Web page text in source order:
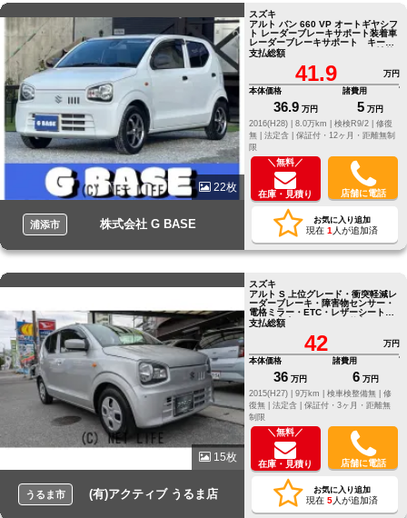
22枚
浦添市 株式会社 G BASE
スズキ
アルト バン 660 VP オートギヤシフ
ト レーダーブレーキサポート装着車
レーダーブレーキサポート キーレ
スキー パワステ エアコン 社外
ＡＷ レンタアップ
支払総額
41.9
万円
本体価格
36.9 万円
諸費用
5 万円
2016(H28) |
8.0万km | 検検R9/2 | 修復
無 | 法定含 | 保証付・12ヶ月・距離無制
限
＼無料／
在庫・見積り 店舗に電話
お気に入り追加
現在 1 人が追加済
15枚
うるま市 (有)アクティブ うるま店
スズキ
アルト S 上位グレード・衝突軽減レ
ーダーブレーキ・障害物センサー・
電格ミラー・ETC・レザーシートカ
バー・本土オークション仕入
支払総額
42
万円
本体価格
36 万円
諸費用
6 万円
2015(H27) |
9万km | 検車検整備無 | 修
復無 | 法定含 | 保証付・3ヶ月・距離無
制限
＼無料／
在庫・見積り 店舗に電話
お気に入り追加
現在 5人が追加済